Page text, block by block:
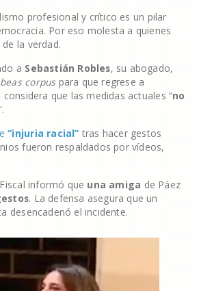
profesional y crítico es un pilar
Por eso molesta a quienes
la verdad.
a Sebastián Robles, su abogado,
corpuspara que regrese a
que las medidas actuales “no
“injuria racial” tras hacer gestos
fueron respaldados por vídeos,
informó que una amiga de Páez
. La defensa asegura que un
desencadenó el incidente.